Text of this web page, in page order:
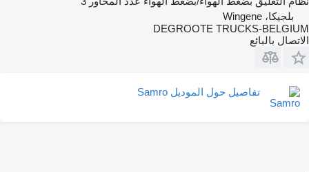
بلجيكا، Wingene
DEGROOTE TRUCKS-BELGIUM
الاتصال بالبائع
تفاصيل حول الموديل Samro